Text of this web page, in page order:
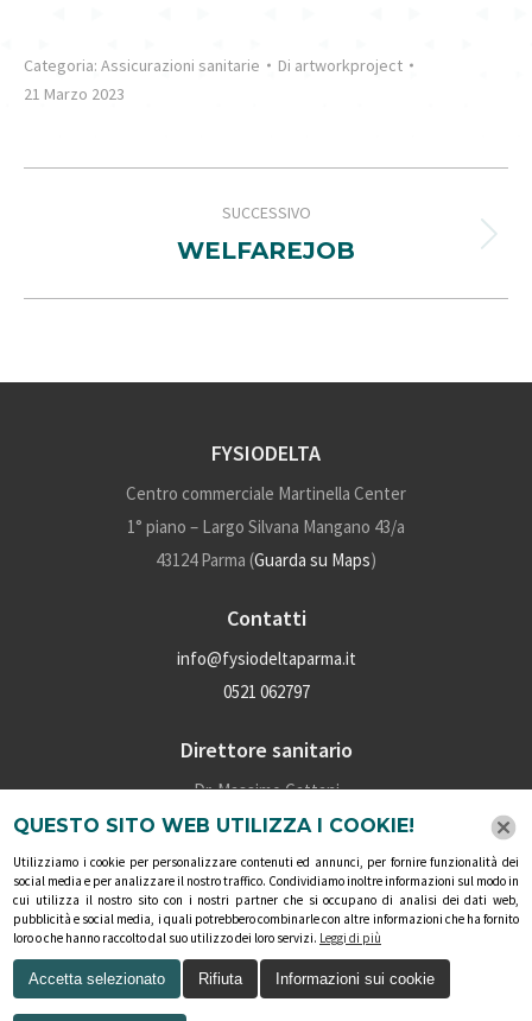
Categoria: Assicurazioni sanitarie Di artworkproject
21 Marzo 2023
NAVIGATION
SUCCESSIVO
Next
WELFAREJOB
FYSIODELTA
Centro commerciale Martinella Center
1° piano – Largo Silvana Mangano 43/a
43124 Parma (Guarda su Maps)
Contatti
info@fysiodeltaparma.it
0521 062797
Direttore sanitario
Dr. Massimo Cattani
P.iva: 02028160345
Numero iscrizione albo: 4910
Social
QUESTO SITO WEB UTILIZZA I COOKIE!
Utilizziamo i cookie per personalizzare contenuti ed annunci, per fornire funzionalità dei
social media e per analizzare il nostro traffico. Condividiamo inoltre informazioni sul modo in
cui utilizza il nostro sito con i nostri partner che si occupano di analisi dei dati web,
pubblicità e social media, i quali potrebbero combinarle con altre informazioni che ha fornito
loro o che hanno raccolto dal suo utilizzo dei loro servizi. Leggi di più
Accetta selezionato Rifiuta Informazioni sui cookie